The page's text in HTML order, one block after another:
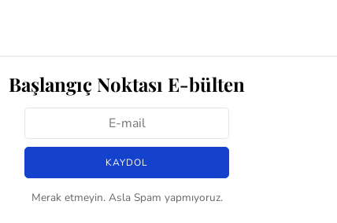
Başlangıç Noktası E-bülten
Merak etmeyin. Asla Spam yapmıyoruz.